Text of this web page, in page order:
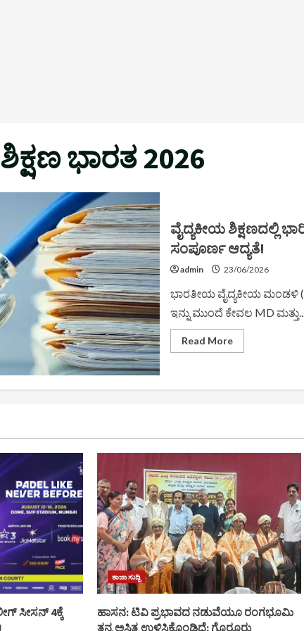
ಭಾರತ 2026
ವೈದ್ಯಕೀಯ ಶಿಕ್ಷಣದಲ್ಲಿ
ಸಂಪೂರ್ಣ ಆದ್ಯತೆ!
admin 23/06/2026
ಭಾರತೀಯ ವೈದ್ಯಕೀಯ ಮಂಡಳಿ
ಇನ್ನು ಮುಂದೆ ಕೇವಲ MD ಮತ್ತು...
Read MoreRead
more
ಭಾರಿ
ಡಿಪ್ಲೊಮಾ’
ಮತ್ತು
MS
ಗೆ
ಸಂಪೂರ್ಣ
ಆದ್ಯತೆ!
ಸೀಸನ್ 4ಕ್ಕೆ
ತಾಜಾ ಸುದ್ದಿ
ಹಾಸನ: ಟಿವಿ ಪ್ರಭಾವದ ನಡುವೆಯೂ ರಂಗಭೂಮಿ
ತನ್ನ ಅಸ್ತಿತ್ವ ಉಳಿಸಿಕೊಂಡಿದೆ: ಗೊರೂರು